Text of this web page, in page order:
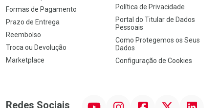
Formas de Pagamento
Prazo de Entrega
Reembolso
Troca ou Devolução
Marketplace
Política de Privacidade
Portal do Titular de Dados
Pessoais
Como Protegemos os Seus
Dados
Configuração de Cookies
Redes Sociais InstagramFacebookTwitter Linkedin